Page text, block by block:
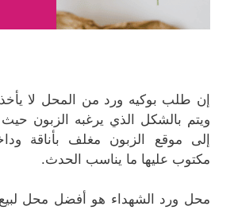
إن طلب بوكيه ورد من المحل لا يأخذ
ويتم بالشكل الذي يرغبه الزبون
إلى موقع الزبون مغلف بأناقة
مكتوب عليها ما يناسب الحدث.
محل ورد الشهداء هو أفضل محل لبيع